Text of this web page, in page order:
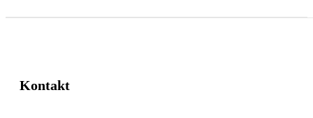
Kontakt